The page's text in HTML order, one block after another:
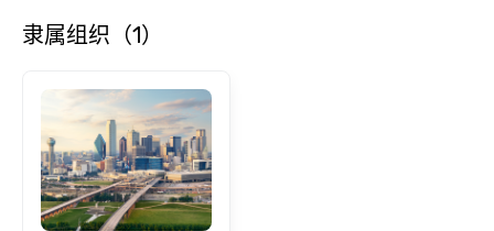
隶属组织（1）